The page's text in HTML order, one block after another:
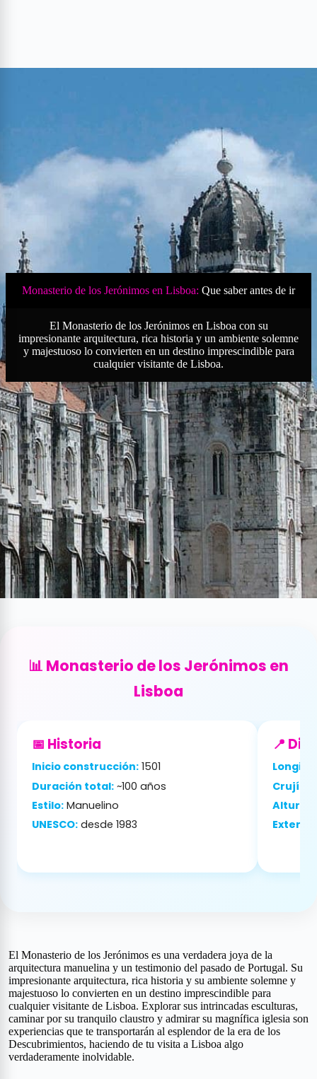
Monasterio de los Jerónimos en Lisboa: Que saber antes de ir
El Monasterio de los Jerónimos en Lisboa con su
impresionante arquitectura, rica historia y un ambiente solemne
y majestuoso lo convierten en un destino imprescindible para
cualquier visitante de Lisboa.
📊 Monasterio de los Jerónimos en
Lisboa
📅 Historia
Inicio construcción:1501
Duración total:~100 años
Estilo:Manuelino
UNESCO:desde 1983
📍
Crujías
Altura
El Monasterio de los Jerónimos es una verdadera joya de la
arquitectura manuelina y un testimonio del pasado de Portugal. Su
impresionante arquitectura, rica historia y su ambiente solemne y
majestuoso lo convierten en un destino imprescindible para
cualquier visitante de Lisboa. Explorar sus intrincadas esculturas,
caminar por su tranquilo claustro y admirar su magnífica iglesia son
experiencias que te transportarán al esplendor de la era de los
Descubrimientos, haciendo de tu visita a Lisboa algo
verdaderamente inolvidable.